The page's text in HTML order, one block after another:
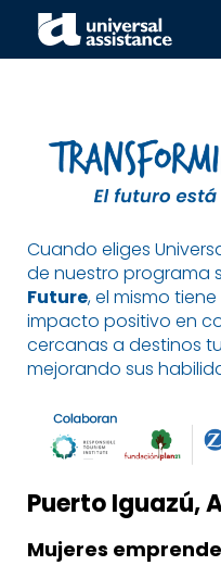
Cuando eliges
de nuestro programa
Future, el mismo
impacto positivo en
cercanas a destinos
mejorando sus
Puerto Iguazú,
Mujeres